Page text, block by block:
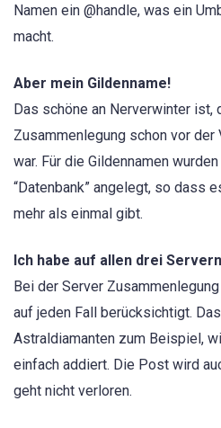
Namen ein @handle, was ein
macht.
Aber mein Gildenname!
Das schöne an Nerverwinter ist,
Zusammenlegung schon vor
war. Für die Gildennamen
“Datenbank” angelegt, so dass
mehr als einmal gibt.
Ich habe auf allen drei
Bei der Server
auf jeden Fall berücksichtigt.
Astraldiamanten zum Beispiel,
einfach addiert. Die Post wird
geht nicht verloren.